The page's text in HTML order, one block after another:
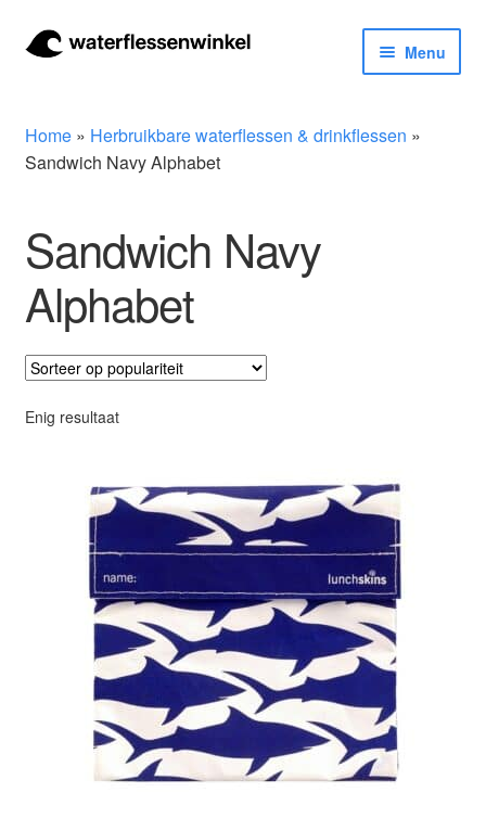
Ga
Ga
Menu
Bidons
Kinderflessen
Drinkfles met rietje
Glazen drinkfles
RVS drinkfles
Broodtrommels & lunchboxen
Herbruikbare boterhamzakjes
Accessoires
Home» Herbruikbare waterflessen & drinkflessen »
Sandwich Navy Alphabet
Sandwich Navy
Alphabet
Enig resultaat